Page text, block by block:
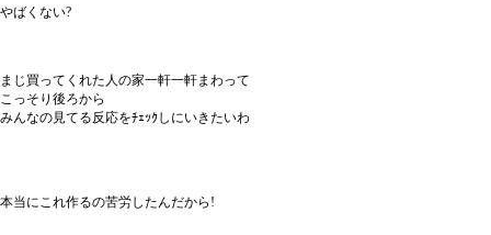
やばくない?
まじ買ってくれた人の家一軒一軒まわって
こっそり後ろから
みんなの見てる反応をﾁｪｯｸしにいきたいわ
本当にこれ作るの苦労したんだから!